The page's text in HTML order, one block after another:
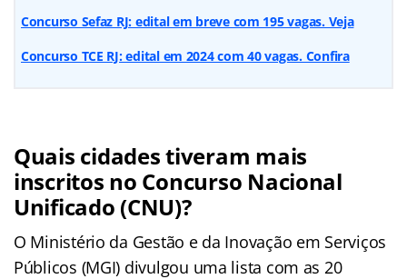
Concurso Sefaz RJ: edital em breve com 195 vagas. Veja
Concurso TCE RJ: edital em 2024 com 40 vagas. Confira
Quais cidades tiveram mais
inscritos no Concurso Nacional
Unificado (CNU)?
O Ministério da Gestão e da Inovação em Serviços
Públicos (MGI) divulgou uma lista com as 20